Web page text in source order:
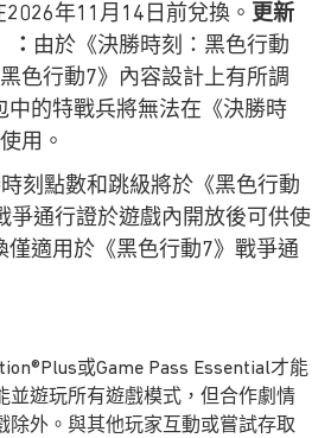
年11月14日前兌換。 更新
： 由於《決勝時刻：黑色行動
色行動7》內容設計上有所調
中的特戰兵將無法在《決勝時
用。
刻點數和跳級將於《黑色行動
爭通行證於遊戲內開放後可供使
僅適用於《黑色行動7》戰爭通
或Game Pass Essential才能
並遊玩所有遊戲模式，但合作劇情
除外。與其他玩家互動或嘗試存取